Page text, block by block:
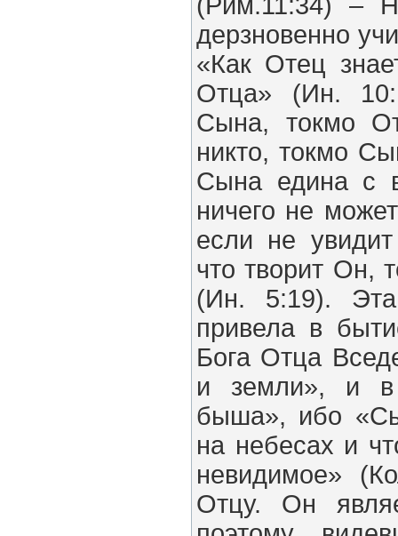
дерзновенно
«Как Отец
Отца» (Ин.
Сына, токмо
никто, токмо
Сына едина с
ничего не
если не
что творит Он,
(Ин. 5:19).
привела в
Бога Отца
и земли», и
быша», ибо
на небесах и
невидимое»
Отцу. Он